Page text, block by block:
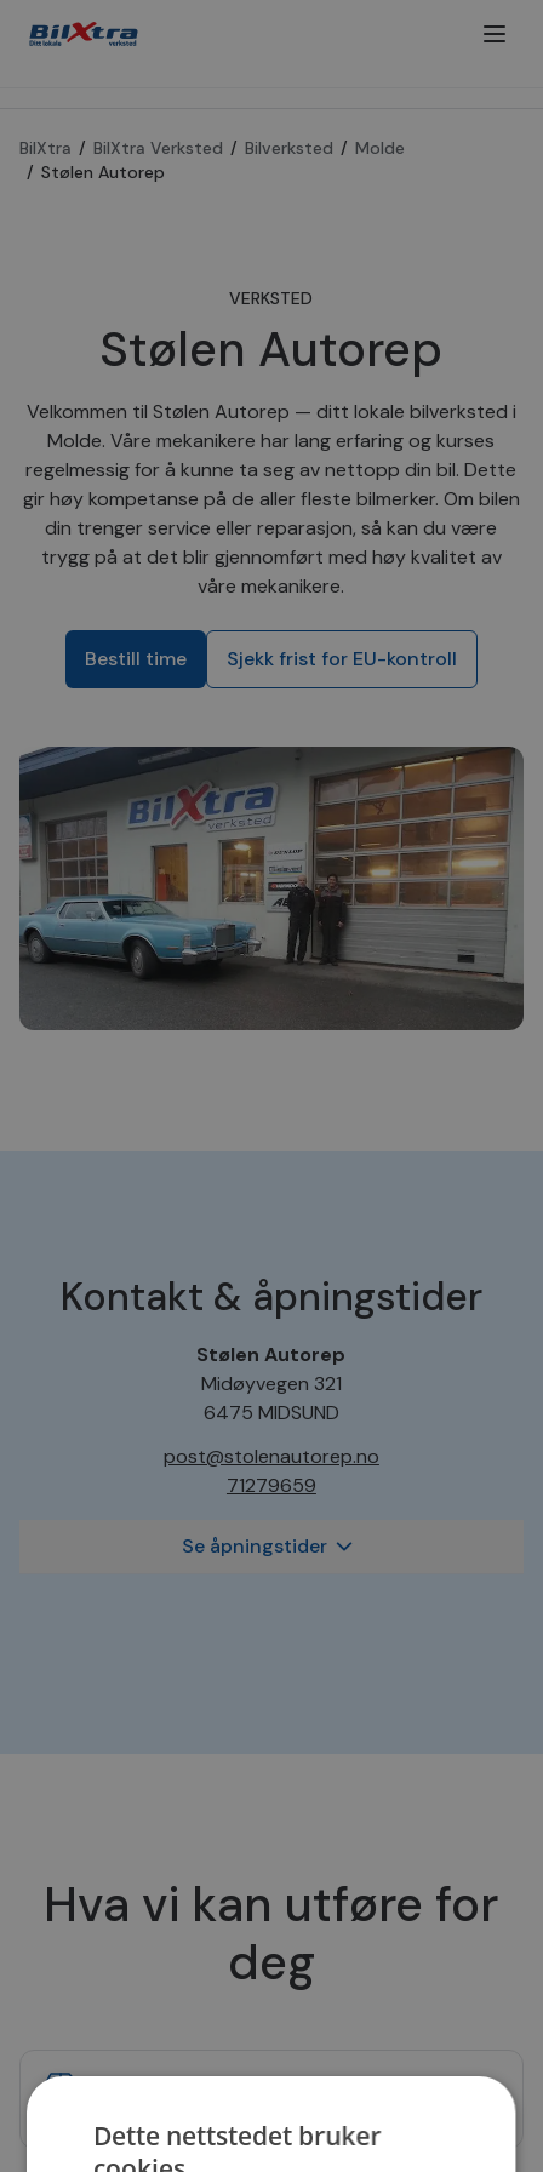
BilXtra / BilXtra Verksted / Bilverksted / Molde
/ Stølen Autorep
VERKSTED
Stølen Autorep
Velkommen til Stølen Autorep — ditt lokale bilverksted i
Molde. Våre mekanikere har lang erfaring og kurses
regelmessig for å kunne ta seg av nettopp din bil. Dette
gir høy kompetanse på de aller fleste bilmerker. Om bilen
din trenger service eller reparasjon, så kan du være
trygg på at det blir gjennomført med høy kvalitet av
våre mekanikere.
Bestill time Sjekk frist for EU-kontroll
Kontakt & åpningstider
Stølen Autorep
Midøyvegen 321
6475 MIDSUND
post@stolenautorep.no
71279659
Se åpningstider
Hva vi kan utføre for
deg
Reparasjon
Dette nettstedet bruker